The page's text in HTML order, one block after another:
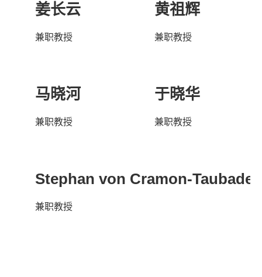
姜长云
兼职教授
黄祖辉
兼职教授
马晓河
兼职教授
于晓华
兼职教授
Stephan von Cramon-Taubadel
兼职教授